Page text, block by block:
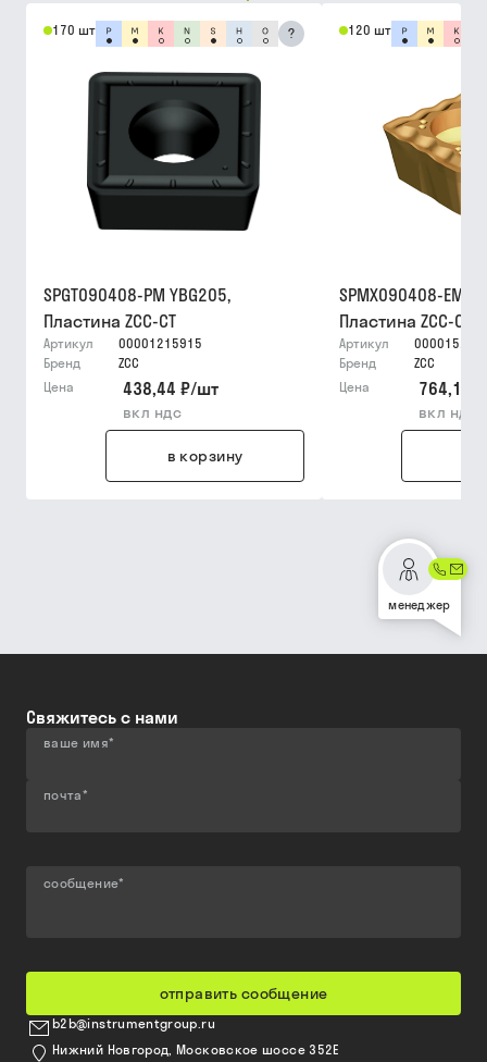
170 шт ?
SPGT090408-PM YBG205,
Пластина ZCC-CT
Артикул
00001215915
Бренд
ZCC
Цена
438,44 ₽/шт
вкл ндс
в корзину
120 шт
SPMX090408-EM
Пластина ZCC-CT
Артикул
Бренд
ZCC
Цена
764,12 ₽
вкл ндс
менеджер
Свяжитесь с нами
ваше имя*
почта*
сообщение*
отправить сообщение
b2b@instrumentgroup.ru
Нижний Новгород, Московское шоссе 352Е